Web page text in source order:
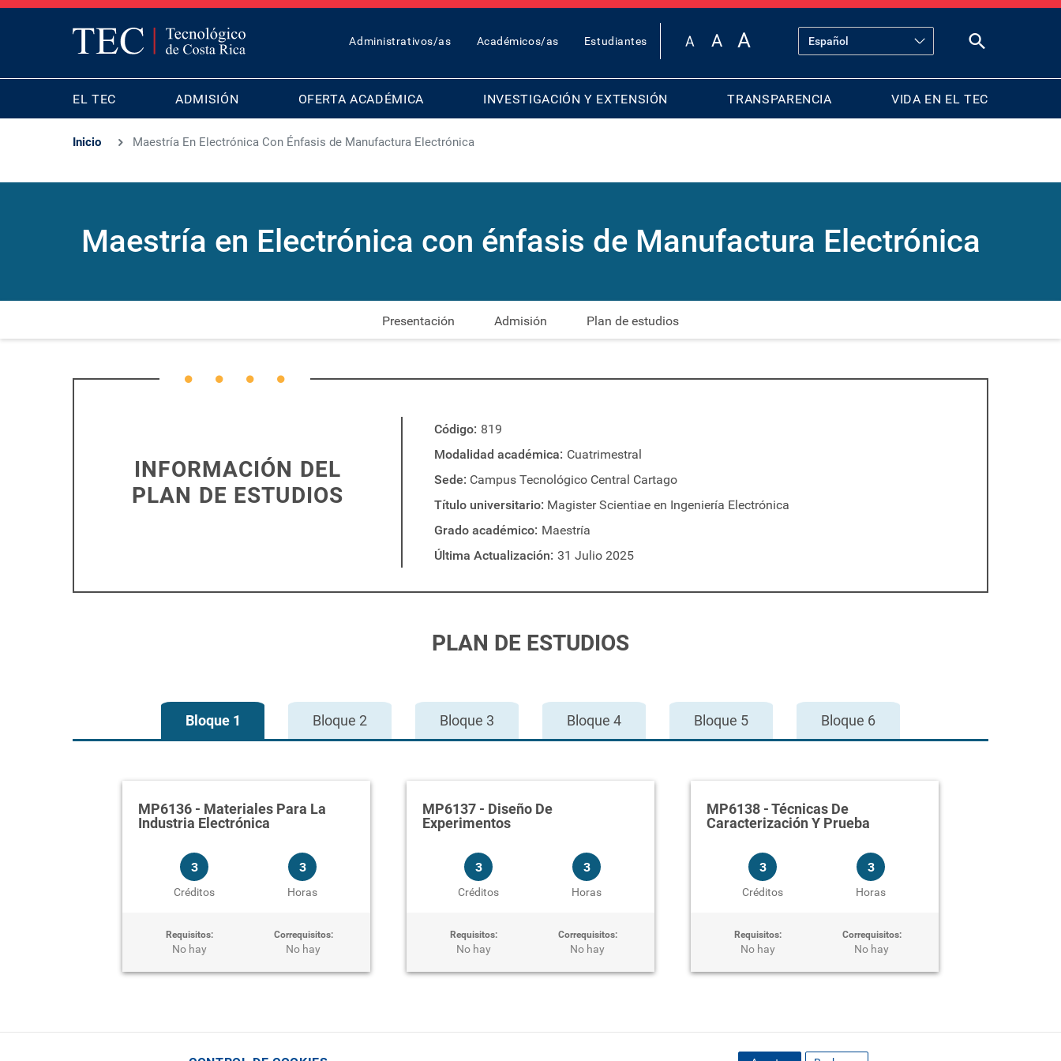
TOP
MENU
Administrativos/as Académicos/as Estudiantes
MAIN
NAVIGATION
EL TEC ADMISIÓN OFERTA ACADÉMICA INVESTIGACIÓN Y EXTENSIÓN TRANSPARENCIA VIDA EN EL TEC
Inicio Maestría En Electrónica Con Énfasis de Manufactura Electrónica
Maestría en Electrónica con énfasis de Manufactura Electrónica
Presentación Admisión Plan de estudios
INFORMACIÓN DEL
PLAN DE ESTUDIOS
Código 819
Modalidad académica Cuatrimestral
Sede Campus Tecnológico Central Cartago
Título universitario Magister Scientiae en Ingeniería Electrónica
Grado académico Maestría
Última Actualización 31 Julio 2025
PLAN DE ESTUDIOS
Bloque 1 Bloque 2 Bloque 3 Bloque 4 Bloque 5 Bloque 6
MP6136 - Materiales Para La
Industria Electrónica
3
Créditos
3
Horas
Requisitos:
No hay
Correquisitos:
No hay
MP6137 - Diseño De
Experimentos
3
Créditos
3
Horas
Requisitos:
No hay
Correquisitos:
No hay
MP6138 -Técnicas De
Caracterización Y Prueba
3
Créditos
3
Horas
Requisitos:
No hay
Correquisitos:
No hay